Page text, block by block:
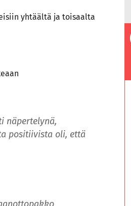
yhtäältä ja toisaalta
näpertelynä,
positiivista oli, että